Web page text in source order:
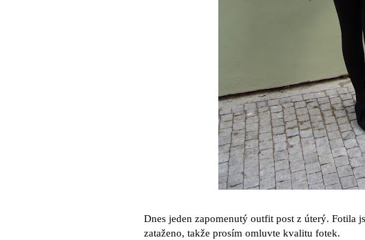
Dnes jeden zapomenutý outfit post z úterý. Fotila
zataženo, takže prosím omluvte kvalitu fotek.